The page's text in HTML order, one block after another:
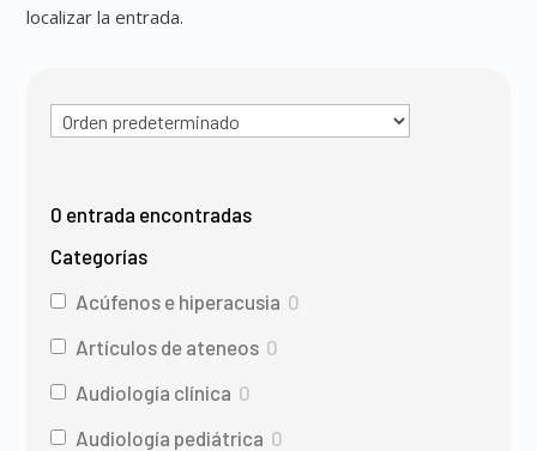
localizar la entrada.
0 entrada encontradas
Categorías
Acúfenos e hiperacusia 0
Artículos de ateneos 0
Audiología clínica 0
Audiología pediátrica 0